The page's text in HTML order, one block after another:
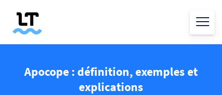
Apocope : définition, exemples et
explications